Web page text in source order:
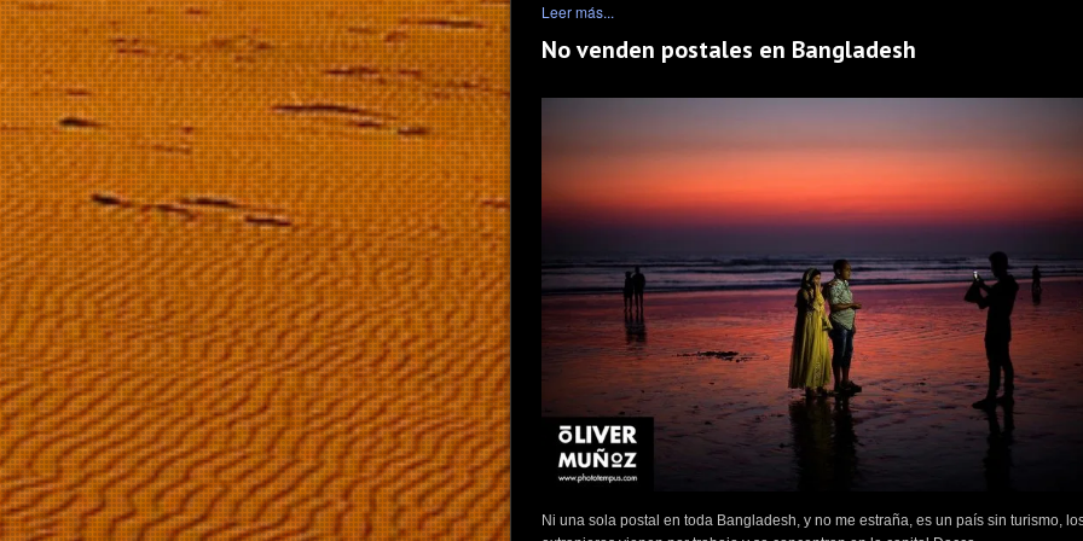
Leer más...
No venden postales en Bangladesh
Ni una sola postal en toda Bangladesh, y no me estraña, es un país sin turismo,